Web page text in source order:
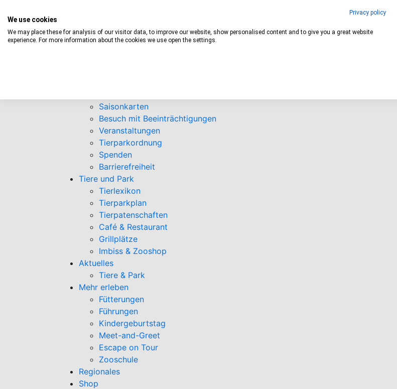
Aktuelles Wetter: 14°CBedeckt
Saisonkarten
Besuch mit Beeinträchtigungen
Veranstaltungen
Tierparkordnung
Spenden
Barrierefreiheit
Tiere und Park
Tierlexikon
Tierparkplan
Tierpatenschaften
Café & Restaurant
Grillplätze
Imbiss & Zooshop
Aktuelles
Tiere & Park
Mehr erleben
Fütterungen
Führungen
Kindergeburtstag
Meet-and-Greet
Escape on Tour
Zooschule
Regionales
Shop
Privacy policy
We use cookies
We may place these for analysis of our visitor data, to improve our website, show personalised content and to give you a great website
experience. For more information about the cookies we use open the settings.